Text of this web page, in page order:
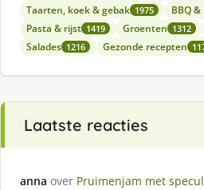
Taarten, koek & gebak 1975 BBQ
Pasta & rijst 1419 Groenten 1312
Salades 1216 Gezonde recepten
Laatste reacties
anna over Pruimenjam met